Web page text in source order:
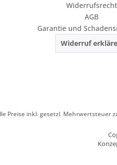
Widerrufsrecht
AGB
Garantie und
Widerruf
Preise inkl. gesetzl. Mehrwertsteuer